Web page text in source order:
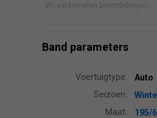
Wij verzamelen beoordelingen.
Band parameters
Voertuigtype:
Auto
Seizoen:
Maat:
195/